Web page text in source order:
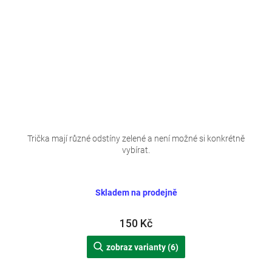
Skladem na prodejně
150 Kč
zobraz varianty (6)
Trička mají různé odstíny zelené a není možné si konkrétně
vybírat.